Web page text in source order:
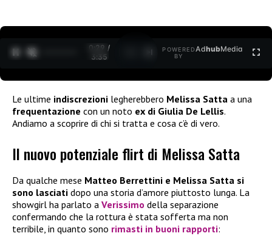
0:30 /
3:35
POWERED
BY
AdhubMedia
Le ultime indiscrezioni legherebbero Melissa Satta a una
frequentazione con un noto ex di Giulia De Lellis.
Andiamo a scoprire di chi si tratta e cosa c’è di vero.
Il nuovo potenziale flirt di Melissa Satta
Da qualche mese Matteo Berrettini e Melissa Satta si
sono lasciati dopo una storia d’amore piuttosto lunga. La
showgirl ha parlato a Verissimo della separazione
confermando che la rottura è stata sofferta ma non
terribile, in quanto sono rimasti in buoni rapporti: